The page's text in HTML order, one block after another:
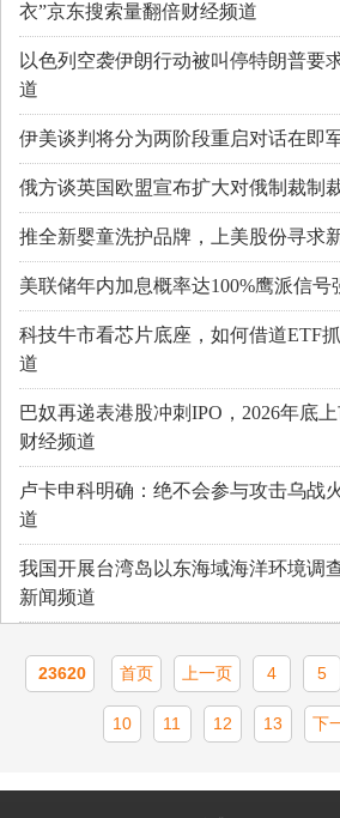
衣”京东搜索量翻倍财经频道
以色列空袭伊朗行动被叫停特朗普要
道
伊美谈判将分为两阶段重启对话在即
俄方谈英国欧盟宣布扩大对俄制裁制
推全新婴童洗护品牌，上美股份寻求
美联储年内加息概率达100%鹰派信号
科技牛市看芯片底座，如何借道ETF
道
巴奴再递表港股冲刺IPO，2026年底
财经频道
卢卡申科明确：绝不会参与攻击乌战
道
我国开展台湾岛以东海域海洋环境调
新闻频道
23620 首页 上一页 4 5
10 11 12 13 下